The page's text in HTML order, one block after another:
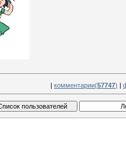
| комментарии(57747) |